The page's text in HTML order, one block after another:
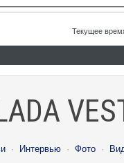
Текущее
· Интервью · Фото ·